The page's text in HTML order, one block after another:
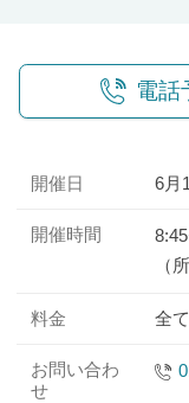
電話
開催日 6月
開催時間
（
料金 全
お問い合わ
せ